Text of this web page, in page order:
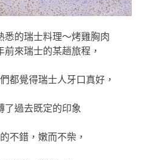
悉的瑞士料理～烤雞胸肉
前來瑞士的某趟旅程，
都覺得瑞士人牙口真好，
了過去既定的印象
不錯，嫩而不柴，